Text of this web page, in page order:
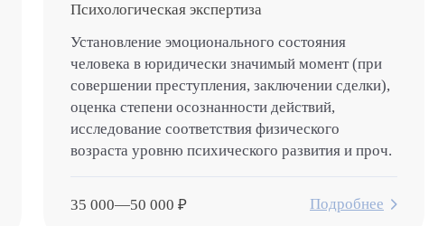
Психологическая экспертиза
Установление эмоционального состояния
человека в юридически значимый момент (при
совершении преступления, заключении сделки),
оценка степени осознанности действий,
исследование соответствия физического
возраста уровню психического развития и проч.
35 000—50 000 ₽ Подробнее